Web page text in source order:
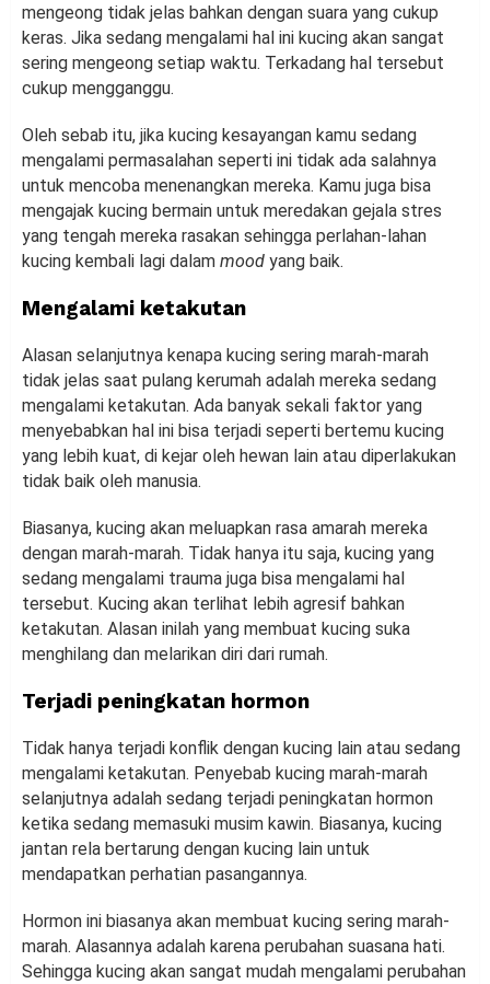
mengeong tidak jelas bahkan dengan suara yang cukup
keras. Jika sedang mengalami hal ini kucing akan sangat
sering mengeong setiap waktu. Terkadang hal tersebut
cukup mengganggu.
Oleh sebab itu, jika kucing kesayangan kamu sedang
mengalami permasalahan seperti ini tidak ada salahnya
untuk mencoba menenangkan mereka. Kamu juga bisa
mengajak kucing bermain untuk meredakan gejala stres
yang tengah mereka rasakan sehingga perlahan-lahan
kucing kembali lagi dalam mood yang baik.
Mengalami ketakutan
Alasan selanjutnya kenapa kucing sering marah-marah
tidak jelas saat pulang kerumah adalah mereka sedang
mengalami ketakutan. Ada banyak sekali faktor yang
menyebabkan hal ini bisa terjadi seperti bertemu kucing
yang lebih kuat, di kejar oleh hewan lain atau diperlakukan
tidak baik oleh manusia.
Biasanya, kucing akan meluapkan rasa amarah mereka
dengan marah-marah. Tidak hanya itu saja, kucing yang
sedang mengalami trauma juga bisa mengalami hal
tersebut. Kucing akan terlihat lebih agresif bahkan
ketakutan. Alasan inilah yang membuat kucing suka
menghilang dan melarikan diri dari rumah.
Terjadi peningkatan hormon
Tidak hanya terjadi konflik dengan kucing lain atau sedang
mengalami ketakutan. Penyebab kucing marah-marah
selanjutnya adalah sedang terjadi peningkatan hormon
ketika sedang memasuki musim kawin. Biasanya, kucing
jantan rela bertarung dengan kucing lain untuk
mendapatkan perhatian pasangannya.
Hormon ini biasanya akan membuat kucing sering marah-
marah. Alasannya adalah karena perubahan suasana hati.
Sehingga kucing akan sangat mudah mengalami perubahan